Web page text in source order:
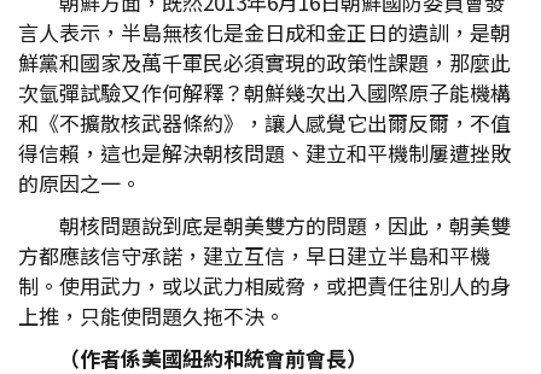
言人表示，半島無核化是金日成和金正日的遺訓，是朝
鮮黨和國家及萬千軍民必須實現的政策性課題，那麼此
次氫彈試驗又作何解釋？朝鮮幾次出入國際原子能機構
和《不擴散核武器條約》，讓人感覺它出爾反爾，不值
得信賴，這也是解決朝核問題、建立和平機制屢遭挫敗
的原因之一。
朝核問題說到底是朝美雙方的問題，因此，朝美雙
方都應該信守承諾，建立互信，早日建立半島和平機
制。使用武力，或以武力相威脅，或把責任往別人的身
上推，只能使問題久拖不決。
（作者係美國紐約和統會前會長）